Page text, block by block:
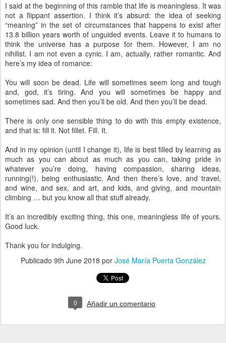
I said at the beginning of this ramble that life is meaningless. It was
not a flippant assertion. I think it’s absurd: the idea of seeking
“meaning” in the set of circumstances that happens to exist after
13.8 billion years worth of unguided events. Leave it to humans to
think the universe has a purpose for them. However, I am no
nihilist. I am not even a cynic. I am, actually, rather romantic. And
here’s my idea of romance:
You will soon be dead. Life will sometimes seem long and tough
and, god, it’s tiring. And you will sometimes be happy and
sometimes sad. And then you’ll be old. And then you’ll be dead.
There is only one sensible thing to do with this empty existence,
and that is: fill it. Not fillet. Fill. It.
And in my opinion (until I change it), life is best filled by learning as
much as you can about as much as you can, taking pride in
whatever you’re doing, having compassion, sharing ideas,
running(!), being enthusiastic. And then there’s love, and travel,
and wine, and sex, and art, and kids, and giving, and mountain
climbing … but you know all that stuff already.
It’s an incredibly exciting thing, this one, meaningless life of yours.
Good luck.
Thank you for indulging.
Publicado 9th June 2018 por José María Puerta González
0 Añadir un comentario